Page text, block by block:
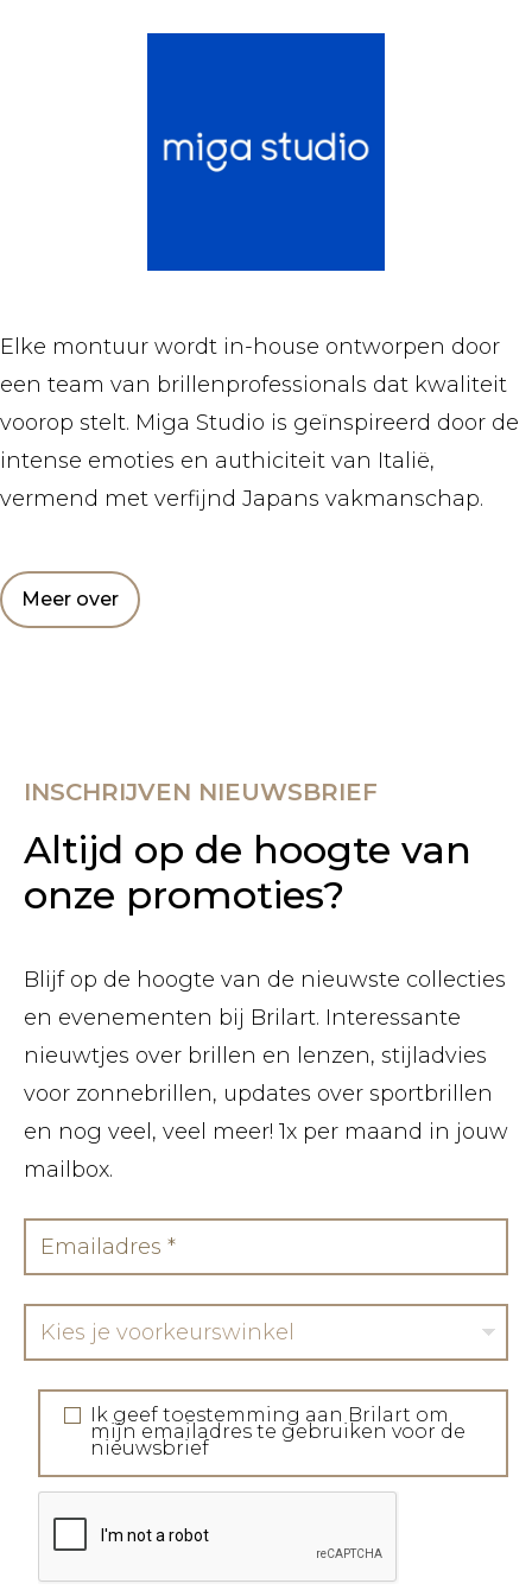
Elke montuur wordt in-house ontworpen door
een team van brillenprofessionals dat kwaliteit
voorop stelt. Miga Studio is geïnspireerd door de
intense emoties en authiciteit van Italië,
vermend met verfijnd Japans vakmanschap.
Meer over
INSCHRIJVEN NIEUWSBRIEF
Altijd op de hoogte van
onze promoties?
Blijf op de hoogte van de nieuwste collecties
en evenementen bij Brilart. Interessante
nieuwtjes over brillen en lenzen, stijladvies
voor zonnebrillen, updates over sportbrillen
en nog veel, veel meer! 1x per maand in jouw
mailbox.
Kies je voorkeurswinkel
Ik geef toestemming aan Brilart om
mijn emailadres te gebruiken voor de
nieuwsbrief